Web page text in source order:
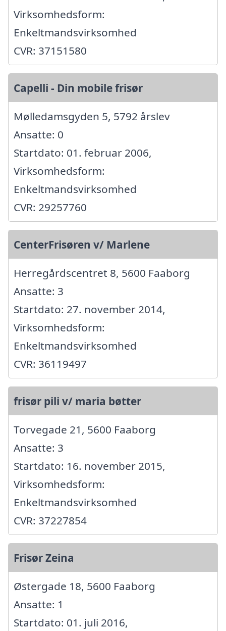
Virksomhedsform:
Enkeltmandsvirksomhed
CVR: 37151580
Capelli - Din mobile frisør
Mølledamsgyden 5, 5792 årslev
Ansatte: 0
Startdato: 01. februar 2006,
Virksomhedsform:
Enkeltmandsvirksomhed
CVR: 29257760
CenterFrisøren v/ Marlene
Herregårdscentret 8, 5600 Faaborg
Ansatte: 3
Startdato: 27. november 2014,
Virksomhedsform:
Enkeltmandsvirksomhed
CVR: 36119497
frisør pili v/ maria bøtter
Torvegade 21, 5600 Faaborg
Ansatte: 3
Startdato: 16. november 2015,
Virksomhedsform:
Enkeltmandsvirksomhed
CVR: 37227854
Frisør Zeina
Østergade 18, 5600 Faaborg
Ansatte: 1
Startdato: 01. juli 2016,